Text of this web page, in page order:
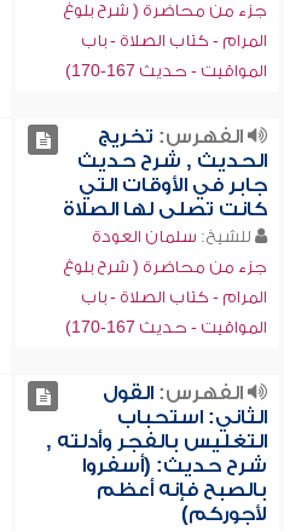
جزء من محاضرة ( شرح بلوغ
المرام - كتاب الصلاة - باب
المواقيت - حديث 167-170)
الفهرس: تخريج
الحديث , شرح حديث
جابر في الأوقات التي
كانت تصلى لها الصلاة
للشيخ: سلمان العودة
جزء من محاضرة ( شرح بلوغ
المرام - كتاب الصلاة - باب
المواقيت - حديث 167-170)
الفهرس:القول
الثاني: استحباب
التغليس بالفجر وأدلته ,
شرح حديث: (أسفروا
بالصبح فإنه أعظم
لأجوركم)